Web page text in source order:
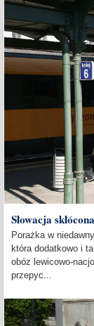
Słowacja
Porażka w
która dodatkowo i
obóz lewicowo-
przepyc...